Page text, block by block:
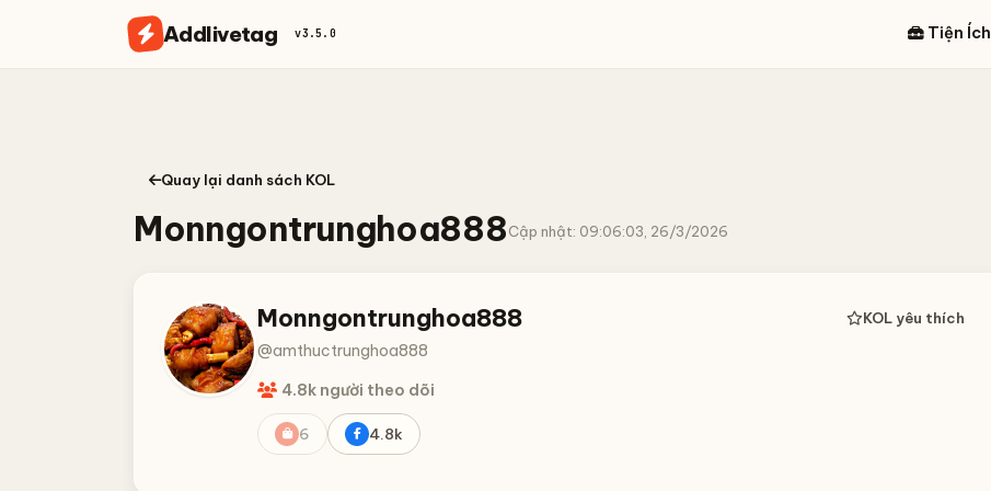
Addlivetag v3.5.0 Tiện Ích
Quay lại danh sách KOL
Monngontrunghoa888Cập nhật: 09:06:03, 26/3/2026
Monngontrunghoa888
@amthuctrunghoa888
4.8k người theo dõi
6 4.8k
KOL yêu thích